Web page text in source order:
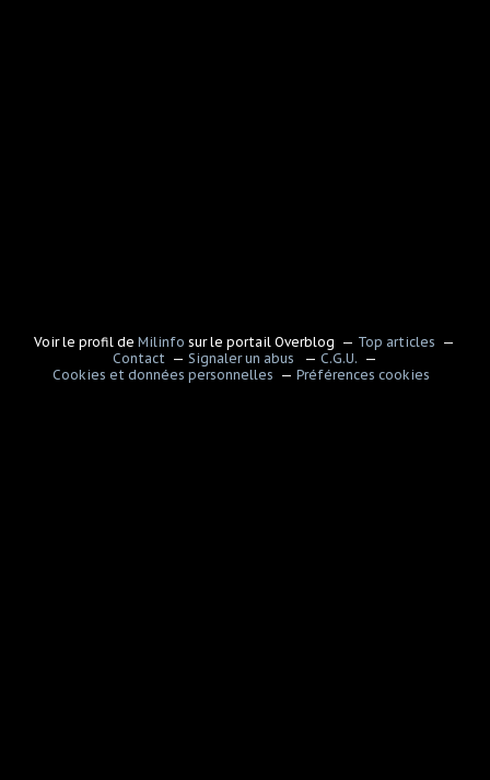
Voir le profil deMilinfo sur le portail Overblog
Top articles
Contact
Signaler un abus
C.G.U.
Cookies et données personnelles
Préférences cookies